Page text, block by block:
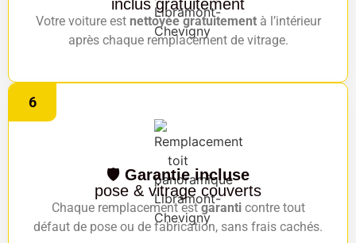
inclus gratuitement
Votre voiture est nettoyée gratuitementà l’intérieur
après chaque remplacement de vitrage.
6
🛡️ Garantie incluse
pose & vitrage couverts
Chaque remplacement estgaranticontre tout
défaut de pose ou de fabrication, sans frais cachés.